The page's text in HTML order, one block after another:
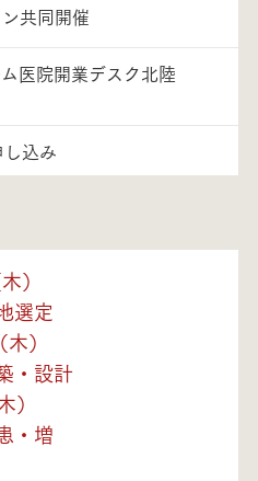
共同開催
医院開業デスク北陸
込み
）
選定
）
・設計
・増